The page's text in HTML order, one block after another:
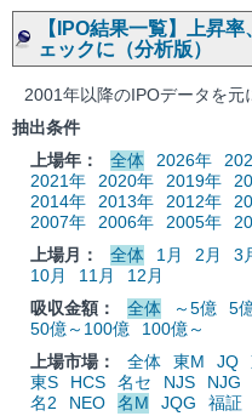
【IPO結果一覧】上昇
ェックに（分析版）
2001年以降のIPOデータを元
抽出条件
上場年：
全体 2026年
2021年
2020年 2019年
2014年
2013年 2012年
2007年
2006年 2005年
上場月：
全体 1月 2月 3
10月
11月
12月
吸収金額：
全体 ～5億 5
50億～100億
100億～
上場市場：
全体 東M JQ
東S
HCS 名セ NJS NJG
名2
NEO 名M JQG 福証